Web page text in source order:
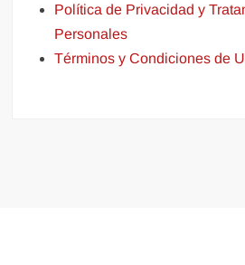
Política de Privacidad y
Personales
Términos y Condiciones de